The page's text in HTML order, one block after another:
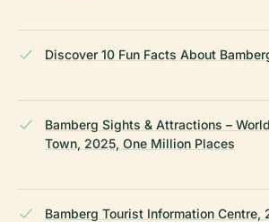
Discover 10 Fun Facts About
Bamberg Sights & Attractions –
Town, 2025, One Million Places
Bamberg Tourist Information Centre,